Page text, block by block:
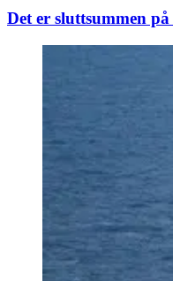
Det er sluttsummen